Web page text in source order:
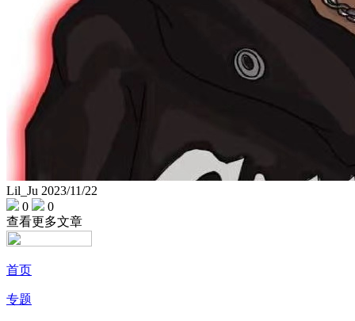
Lil_Ju 2023/11/22
0
0
查看更多文章
首页
专题